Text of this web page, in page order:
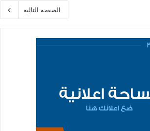
الصفحة التالية